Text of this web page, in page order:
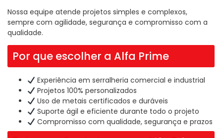
Nossa equipe atende projetos simples e complexos,
sempre com agilidade, segurança e compromisso com a
qualidade.
Por que escolher a Alfa Prime
Experiência em serralheria comercial e industrial
Projetos 100% personalizados
Uso de metais certificados e duráveis
Suporte ágil e eficiente durante todo o projeto
Compromisso com qualidade, segurança e prazos